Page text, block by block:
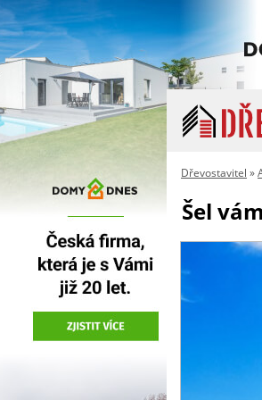
Dřevostavitel »
Šel